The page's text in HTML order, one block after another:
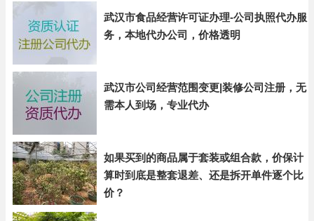
武汉市食品经营许可证办理-公司执照代办服
务，本地代办公司，价格透明
武汉市公司经营范围变更|装修公司注册，无
需本人到场，专业代办
如果买到的商品属于套装或组合款，价保计
算时到底是整套退差、还是拆开单件逐个比
价？